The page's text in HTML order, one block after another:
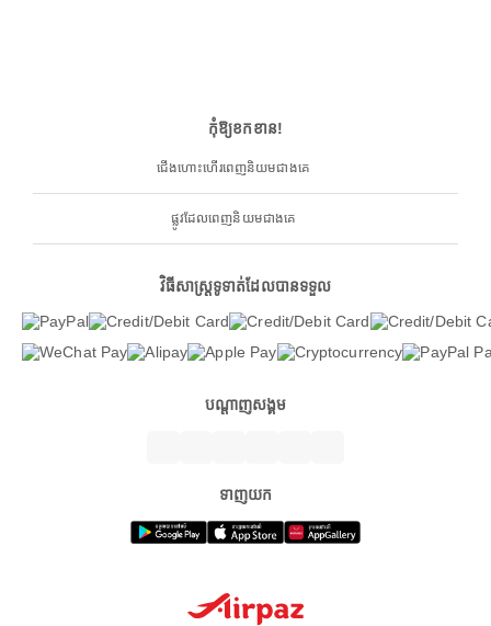
កុំឱ្យខកខាន!
ជើងហោះហើរពេញនិយមជាងគេ
ផ្លូវដែលពេញនិយមជាងគេ
វិធីសាស្ត្រទូទាត់ដែលបានទទួល
បណ្តាញសង្គម
ទាញយក